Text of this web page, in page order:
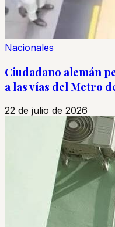
Nacionales
Ciudadano alemán
a las vías del Metro
22 de julio de 2026